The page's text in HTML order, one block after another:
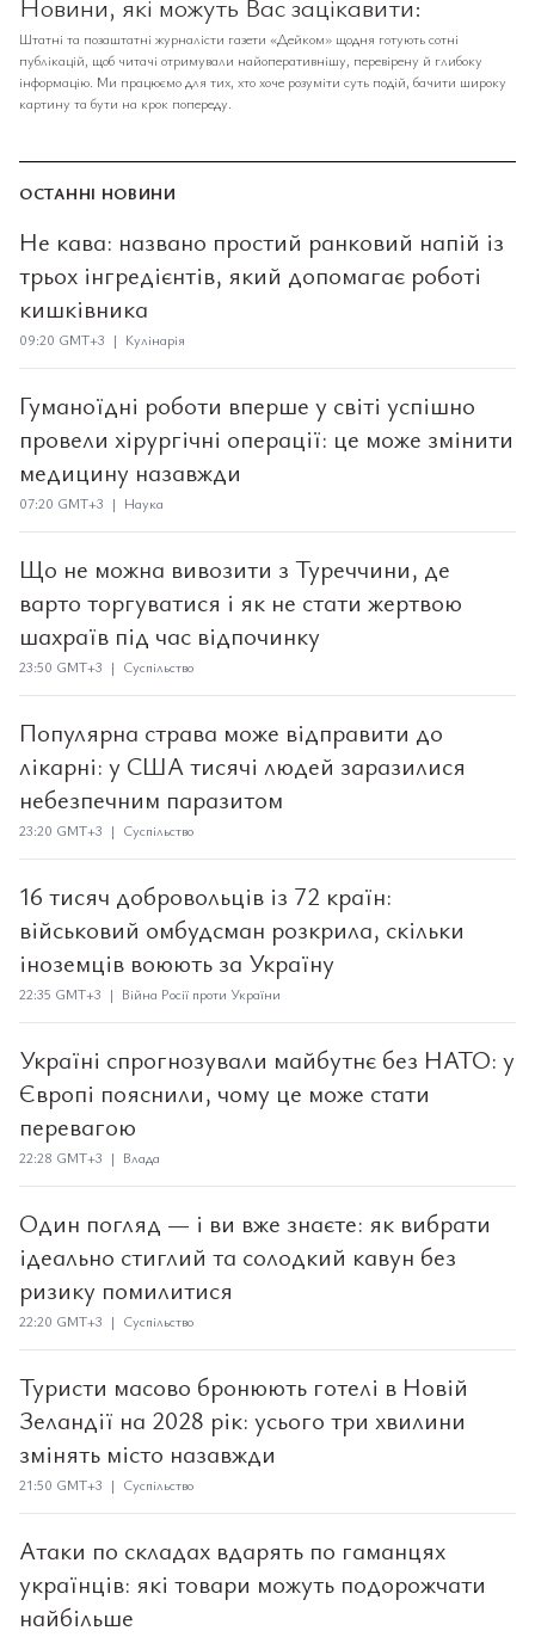
Штатні та позаштатні журналісти газети «Дейком» щодня готують сотні
публікацій, щоб читачі отримували найоперативнішу, перевірену й глибоку
інформацію. Ми працюємо для тих, хто хоче розуміти суть подій, бачити широку
картину та бути на крок попереду.
ОСТАННІ НОВИНИ
Не кава: названо простий ранковий напій із
трьох інгредієнтів, який допомагає роботі
кишківника
09:20 GMT+3 | Кулінарія
Гуманоїдні роботи вперше у світі успішно
провели хірургічні операції: це може змінити
медицину назавжди
07:20 GMT+3 | Наука
Що не можна вивозити з Туреччини, де
варто торгуватися і як не стати жертвою
шахраїв під час відпочинку
23:50 GMT+3 | Суспільство
Популярна страва може відправити до
лікарні: у США тисячі людей заразилися
небезпечним паразитом
23:20 GMT+3 | Суспільство
16 тисяч добровольців із 72 країн:
військовий омбудсман розкрила, скільки
іноземців воюють за Україну
22:35 GMT+3 | Війна Росії проти України
Україні спрогнозували майбутнє без НАТО: у
Європі пояснили, чому це може стати
перевагою
22:28 GMT+3 | Влада
Один погляд — і ви вже знаєте: як вибрати
ідеально стиглий та солодкий кавун без
ризику помилитися
22:20 GMT+3 | Суспільство
Туристи масово бронюють готелі в Новій
Зеландії на 2028 рік: усього три хвилини
змінять місто назавжди
21:50 GMT+3 | Суспільство
Атаки по складах вдарять по гаманцях
українців: які товари можуть подорожчати
найбільше